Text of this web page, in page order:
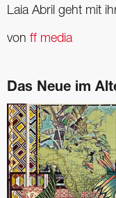
Laia Abril geht mit
von ff media
Das Neue im